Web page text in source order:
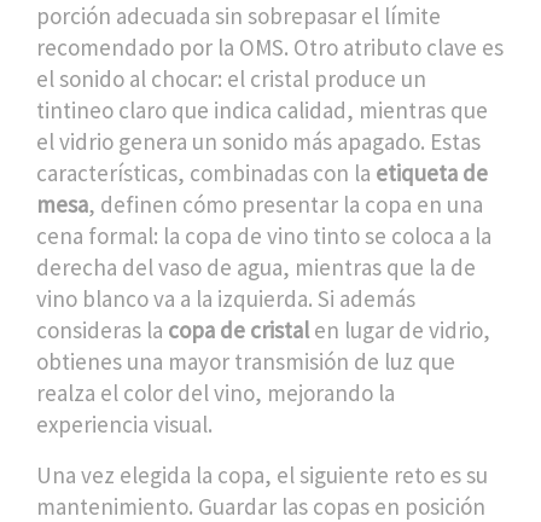
porción adecuada sin sobrepasar el límite
recomendado por la OMS. Otro atributo clave es
el sonido al chocar: el cristal produce un
tintineo claro que indica calidad, mientras que
el vidrio genera un sonido más apagado. Estas
características, combinadas con la etiqueta de
mesa, definen cómo presentar la copa en una
cena formal: la copa de vino tinto se coloca a la
derecha del vaso de agua, mientras que la de
vino blanco va a la izquierda. Si además
consideras la copa de cristalen lugar de vidrio,
obtienes una mayor transmisión de luz que
realza el color del vino, mejorando la
experiencia visual.
Una vez elegida la copa, el siguiente reto es su
mantenimiento. Guardar las copas en posición